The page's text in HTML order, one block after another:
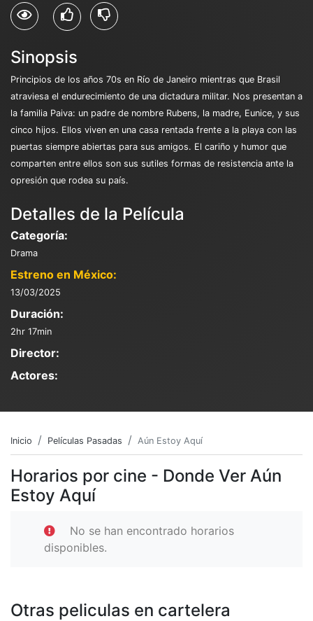
Sinopsis
Principios de los años 70s en Río de Janeiro mientras que Brasil
atraviesa el endurecimiento de una dictadura militar. Nos presentan a
la familia Paiva: un padre de nombre Rubens, la madre, Eunice, y sus
cinco hijos. Ellos viven en una casa rentada frente a la playa con las
puertas siempre abiertas para sus amigos. El cariño y humor que
comparten entre ellos son sus sutiles formas de resistencia ante la
opresión que rodea su país.
Detalles de la Película
Categoría:
Drama
Estreno en México:
13/03/2025
Duración:
2hr 17min
Director:
Actores:
Inicio Películas Pasadas Aún Estoy Aquí
Horarios por cine - Donde Ver Aún
Estoy Aquí
No se han encontrado horarios
disponibles.
Otras peliculas en cartelera